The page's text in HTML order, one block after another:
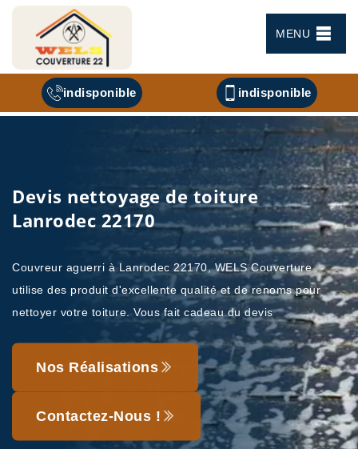
MENU
indisponible indisponible
Devis nettoyage de toiture
Lanrodec 22170
Couvreur aguerri à Lanrodec 22170, WELS Couverture
utilise des produit d'excellente qualité et de renoms pour
nettoyer votre toiture. Vous fait cadeau du devis
Nos Réalisations
Contactez-Nous !